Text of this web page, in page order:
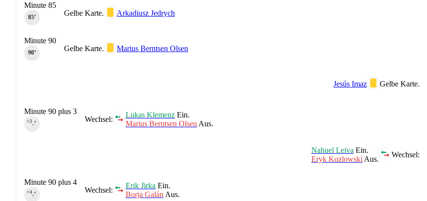
Gelbe Karte. Arkadiusz Jedrych
Minute 85
85‎’‎
Gelbe Karte. Marius Berntsen Olsen
Minute 90
90‎’‎
Gelbe Karte.
Jesús Imaz
Wechsel:
Lukas Klemenz Ein.
Marius Berntsen Olsen Aus.
Minute 90 plus 3
90‎’‎
+3
Wechsel:
Nahuel Leiva Ein.
Eryk Kozlowski Aus.
Wechsel:
Erik Jirka Ein.
Borja Galán Aus.
Minute 90 plus 4
90‎’‎
+4